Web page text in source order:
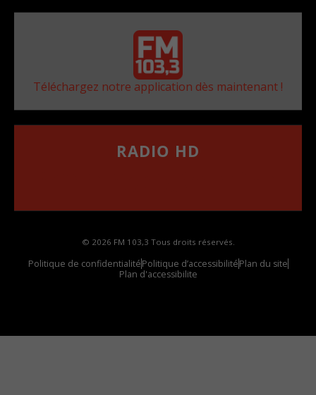
Téléchargez notre application dès maintenant !
RADIO HD
© 2026 FM 103,3 Tous droits réservés.
Politique de confidentialitéPolitique d’accessibilitéPlan du site
Plan d'accessibilite